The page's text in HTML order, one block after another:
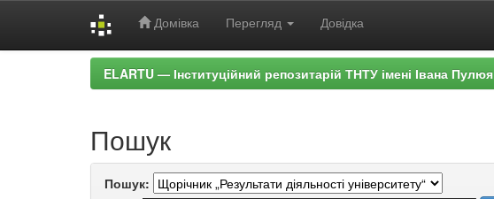
Домівка Перегляд Довідка
ELARTU — Інституційний репозитарій ТНТУ імені Івана Пулюя
Пошук
Пошук: